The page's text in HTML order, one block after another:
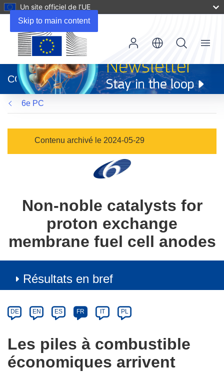
Skip to main content
Un site officiel de l’UE
dans
une
nouvelle
fenêtre)
CORDIS
Menu
6e PC
Contenu archivé le 2024-05-29
Non-noble catalysts for
proton exchange
membrane fuel cell anodes
Résultats en bref
Category
Article
available
the
following
languages:
DE EN ES FR IT PL
Les piles à combustible
économiques arrivent